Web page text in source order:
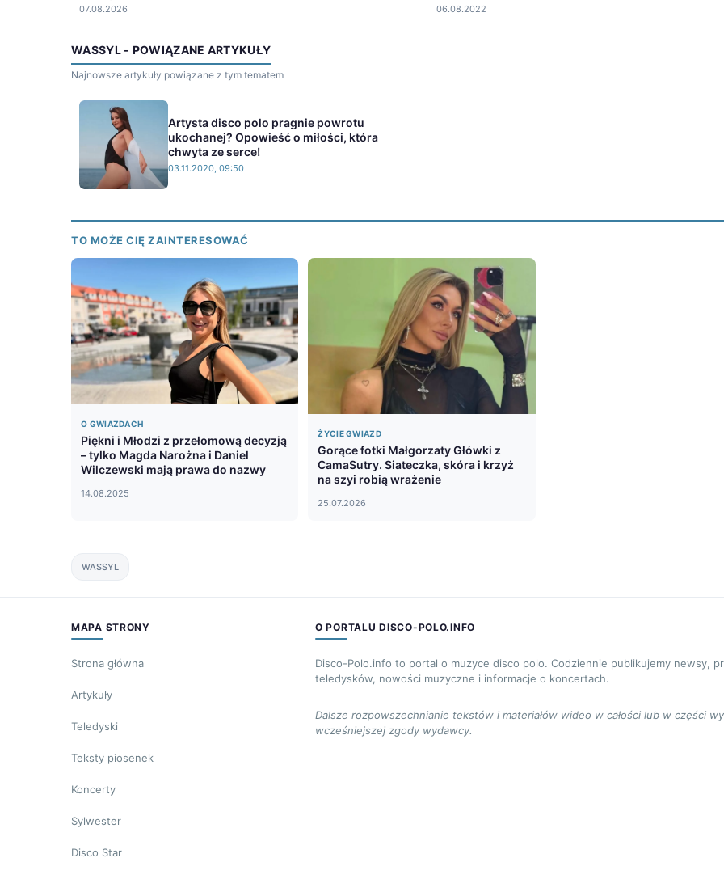
07.08.2026 06.08.2022
WASSYL - POWIĄZANE ARTYKUŁY
Najnowsze artykuły powiązane z tym tematem
Artysta disco polo pragnie powrotu
ukochanej? Opowieść o miłości, która
chwyta ze serce!
03.11.2020, 09:50
TO MOŻE CIĘ ZAINTERESOWAĆ
O GWIAZDACH
Piękni i Młodzi z przełomową decyzją
– tylko Magda Narożna i Daniel
Wilczewski mają prawa do nazwy
14.08.2025
ŻYCIE GWIAZD
Gorące fotki Małgorzaty Główki z
CamaSutry. Siateczka, skóra i krzyż
na szyi robią wrażenie
25.07.2026
WASSYL
MAPA STRONY
Strona główna
Artykuły
Teledyski
Teksty piosenek
Koncerty
Sylwester
Disco Star
O PORTALU DISCO-POLO.INFO
Disco-Polo.info to portal o muzyce disco polo. Codziennie publikujemy newsy,
teledysków, nowości muzyczne i informacje o koncertach.
Dalsze rozpowszechnianie tekstów i materiałów wideo w całości lub w części
wcześniejszej zgody wydawcy.